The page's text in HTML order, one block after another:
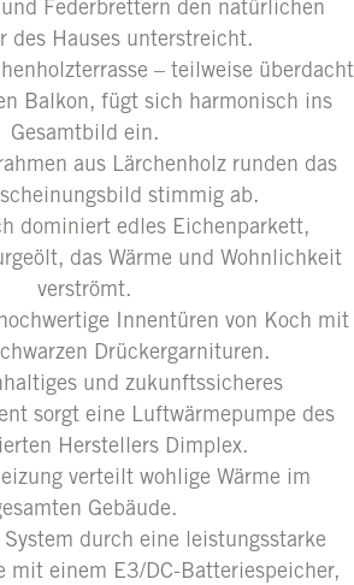
Federbrettern den natürlichen
des Hauses unterstreicht.
– teilweise überdacht
Balkon, fügt sich harmonisch ins
Gesamtbild ein.
aus Lärchenholz runden das
stimmig ab.
dominiert edles Eichenparkett,
das Wärme und Wohnlichkeit
verströmt.
Innentüren von Koch mit
Drückergarnituren.
und zukunftssicheres
sorgt eine Luftwärmepumpe des
Herstellers Dimplex.
verteilt wohlige Wärme im
Gebäude.
System durch eine leistungsstarke
mit einem E3/DC-Batteriespeicher,